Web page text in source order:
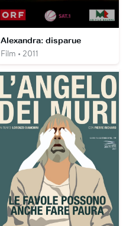
Alexandra: disparue
Film • 2011